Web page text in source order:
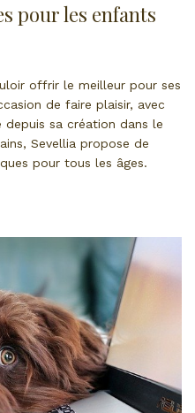
pour les enfants
offrir le meilleur pour ses
de faire plaisir, avec
depuis sa création dans le
Sevellia propose de
pour tous les âges.